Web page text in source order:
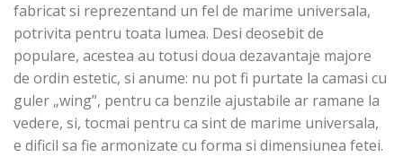
fabricat si reprezentand un fel de marime universala,
potrivita pentru toata lumea. Desi deosebit de
populare, acestea au totusi doua dezavantaje majore
de ordin estetic, si anume: nu pot fi purtate la camasi cu
guler „wing”, pentru ca benzile ajustabile ar ramane la
vedere, si, tocmai pentru ca sint de marime universala,
e dificil sa fie armonizate cu forma si dimensiunea fetei.